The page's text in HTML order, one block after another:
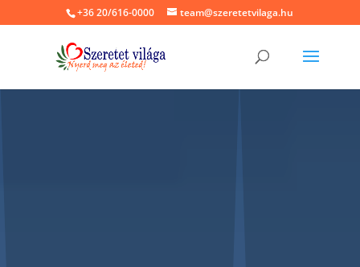
+36 20/616-0000 team@szeretetvilaga.hu